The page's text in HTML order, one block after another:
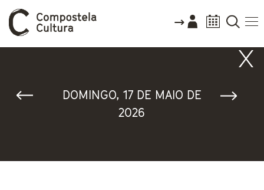
DOMINGO, 17 DE MAIO DE
2026